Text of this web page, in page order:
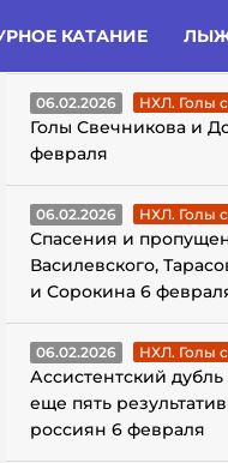
КАТАНИЕ
ГОЛЫ С
06.02.2026 НХЛ. Голы
Голы Свечникова и
февраля
06.02.2026 НХЛ. Голы
Спасения и
Василевского,
и Сорокина 6
06.02.2026 НХЛ. Голы
Ассистентский
еще пять
россиян 6 февраля